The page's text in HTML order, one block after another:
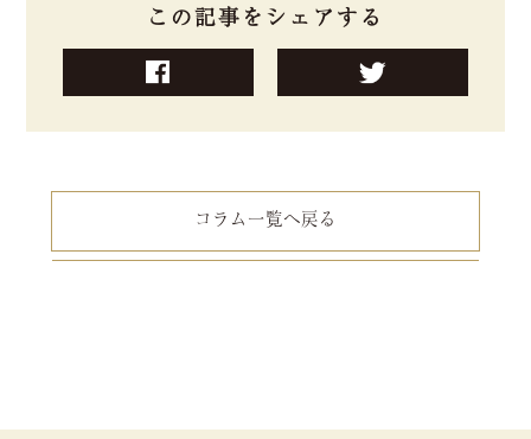
この記事をシェアする
コラム一覧へ戻る